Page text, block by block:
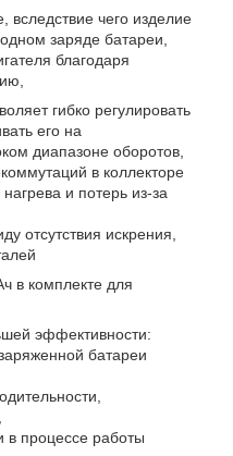
вследствие чего изделие
заряде батареи,
благодаря
гибко регулировать
его на
диапазоне оборотов,
в коллекторе
нагрева и потерь из-за
отсутствия искрения,
в комплекте для
эффективности:
батареи
в процессе работы